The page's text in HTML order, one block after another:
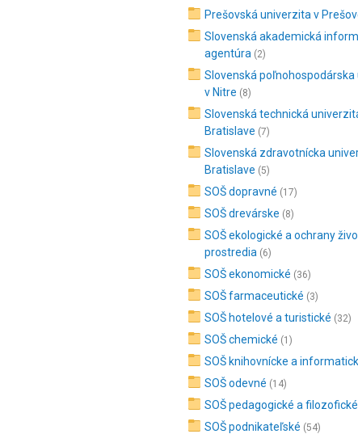
Prešovská univerzita v
Slovenská akademická
agentúra (2)
Slovenská poľnohospodárska
v Nitre (8)
Slovenská technická
Bratislave (7)
Slovenská zdravotnícka
Bratislave (5)
SOŠ dopravné (17)
SOŠ drevárske (8)
SOŠ ekologické a ochrany
prostredia (6)
SOŠ ekonomické (36)
SOŠ farmaceutické (3)
SOŠ hotelové a turistické (32)
SOŠ chemické (1)
SOŠ knihovnícke a
SOŠ odevné (14)
SOŠ pedagogické a filozofické
SOŠ podnikateľské (54)